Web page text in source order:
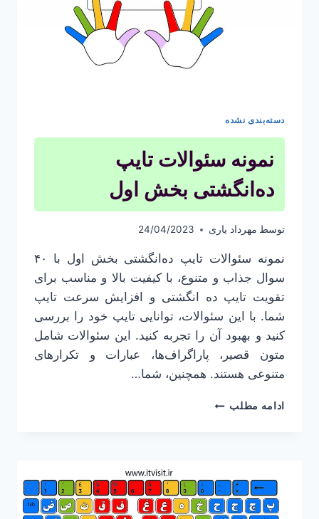
دسته‌بندی نشده
نمونه سئوالات تا‌یپ
ده‌انگشتی بخش اول
توسط مهرداد یاری 24/04/2023
نمونه سئوالات تا‌یپ ده‌انگشتی بخش اول با ۴۰
سوال جذاب و متنوع، با کیفیت بالا و مناسب برای
تقویت تایپ ده انگشتی و افزایش سرعت تایپ
شما. با این سئوالات، توانایی تایپ خود را بررسی
کنید و بهبود آن را تجربه کنید. این سئوالات شامل
متون قصیر، پاراگراف‌ها، عبارات و تکرارهای
متنوعی هستند. همچنین، شما…
ادامه مطلب نمونه
اول